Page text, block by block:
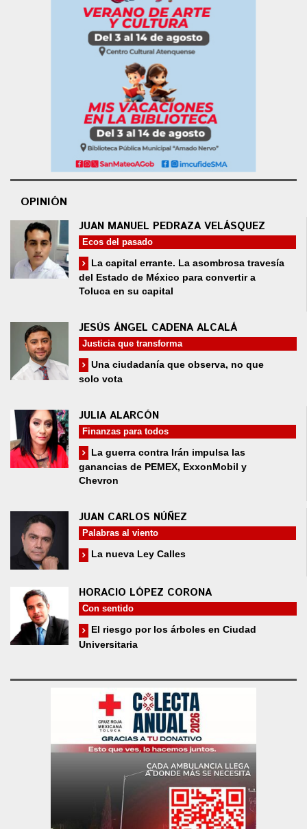
OPINIÓN
JUAN MANUEL PEDRAZA VELÁSQUEZ
Ecos del pasado
La capital errante. La asombrosa travesía
del Estado de México para convertir a
Toluca en su capital
JESÚS ÁNGEL CADENA ALCALÁ
Justicia que transforma
Una ciudadanía que observa, no que
solo vota
JULIA ALARCÓN
Finanzas para todos
La guerra contra Irán impulsa las
ganancias de PEMEX, ExxonMobil y
Chevron
JUAN CARLOS NÚÑEZ
Palabras al viento
La nueva Ley Calles
HORACIO LÓPEZ CORONA
Con sentido
El riesgo por los árboles en Ciudad
Universitaria